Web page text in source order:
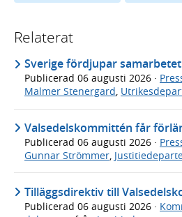
Relaterat
Sverige fördjupar
Publicerad 06 augusti 2026 ·
Malmer Stenergard,
Valsedelskommittén får
Publicerad 06 augusti 2026 ·
Gunnar Strömmer,
Tilläggsdirektiv till
Publicerad 06 augusti 2026 ·